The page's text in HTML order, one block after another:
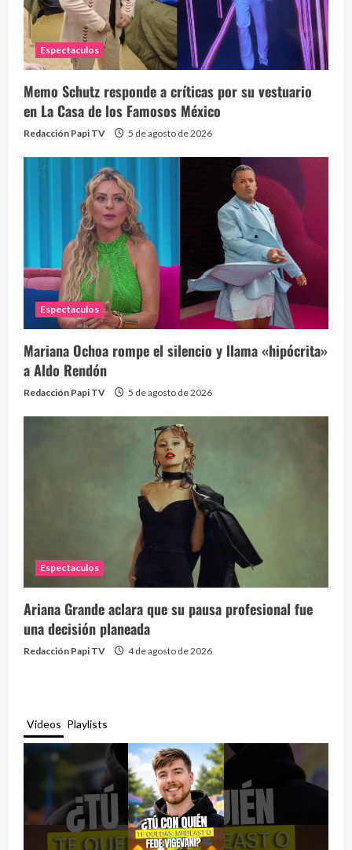
Espectaculos
Memo Schutz responde a críticas por su vestuario
en La Casa de los Famosos México
Redacción Papi TV 5 de agosto de 2026
Espectaculos
Mariana Ochoa rompe el silencio y llama «hipócrita»
a Aldo Rendón
Redacción Papi TV 5 de agosto de 2026
Espectaculos
Ariana Grande aclara que su pausa profesional fue
una decisión planeada
Redacción Papi TV 4 de agosto de 2026
Videos Playlists